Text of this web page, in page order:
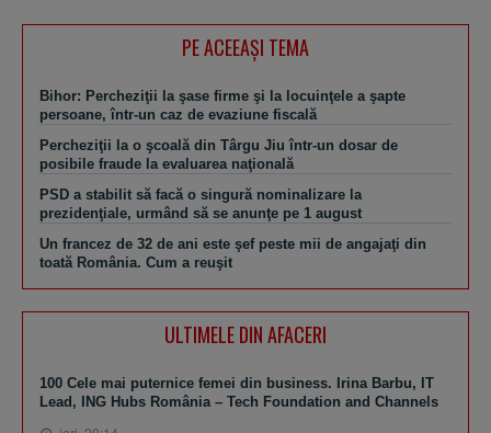
PE ACEEAŞI TEMA
Bihor: Percheziţii la şase firme şi la locuinţele a şapte
persoane, într-un caz de evaziune fiscală
Percheziţii la o şcoală din Târgu Jiu într-un dosar de
posibile fraude la evaluarea naţională
PSD a stabilit să facă o singură nominalizare la
prezidenţiale, urmând să se anunţe pe 1 august
Un francez de 32 de ani este şef peste mii de angajaţi din
toată România. Cum a reuşit
ULTIMELE DIN AFACERI
100 Cele mai puternice femei din business. Irina Barbu, IT
Lead, ING Hubs România – Tech Foundation and Channels